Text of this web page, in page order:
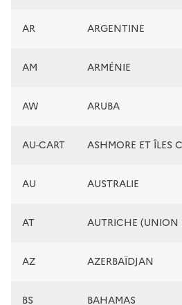
AR ARGENTINE
AM ARMÉNIE
AW ARUBA
AU-CART ASHMORE ET ÎLES
AU AUSTRALIE
AT AUTRICHE (UNION
AZ AZERBAÏDJAN
BS BAHAMAS